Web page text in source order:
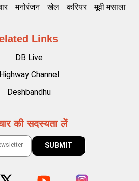
मनोरंजन खेल करियर मूवी मसाला
Links
DB Live
Highway Channel
Deshbandhu
की सदस्यता लें